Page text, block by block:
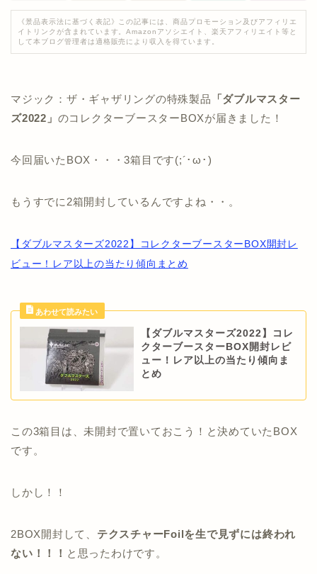
《景品表示法に基づく表記》この記事には、商品プロモーション及びアフィリエ
イトリンクが含まれています。Amazonアソシエイト、楽天アフィリエイト等と
して本ブログ管理者は適格販売により収入を得ています。
マジック：ザ・ギャザリングの特殊製品 「ダブルマスター
ズ2022」 のコレクターブースターBOXが届きました！
今回届いたBOX・・・3箱目です(;´･ω･)
もうすでに2箱開封しているんですよね・・。
【ダブルマスターズ2022】コレクターブースターBOX開封レ
ビュー！レア以上の当たり傾向まとめ
【ダブルマスターズ2022】コレ
クターブースターBOX開封レビ
ュー！レア以上の当たり傾向ま
とめ
この3箱目は、未開封で置いておこう！と決めていたBOX
です。
しかし！！
2BOX開封して、 テクスチャーFoilを生で見ずには終われ
ない！！！ と思ったわけです。